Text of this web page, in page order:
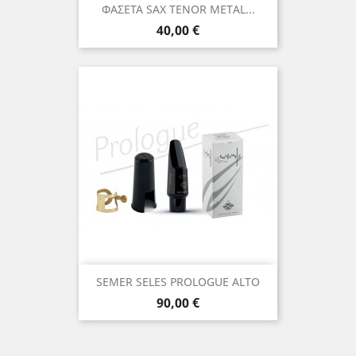
ΦΑΣΕΤΑ SAX TENOR METAL...
Τιμή
40,00 €
SEMER SELES PROLOGUE ALTO
Τιμή
90,00 €